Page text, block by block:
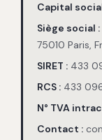
Capital
Siège social :
75010 Paris,
SIRET : 433
RCS : 433
N° TVA
Contact :